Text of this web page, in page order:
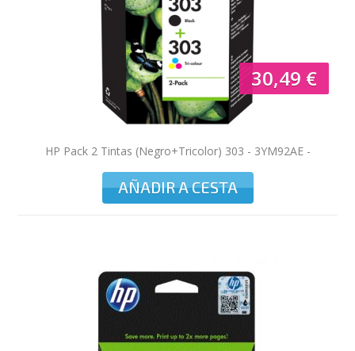
30,49 €
HP Pack 2 Tintas (Negro+Tricolor) 303 - 3YM92AE -
200/165 pag. mono/color
AÑADIR A CESTA